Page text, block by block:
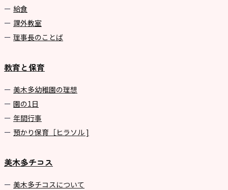
給食
課外教室
理事長のことば
教育と保育
美⽊多幼稚園の理想
園の1⽇
年間⾏事
預かり保育［ヒラソル ]
美木多チコス
美⽊多チコスについて